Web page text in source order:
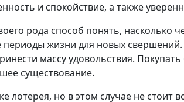
и спокойствие, а также
рода способ понять, насколько
периоды жизни для новых
массу удовольствия.
существование.
лотерея, но в этом случае не стоит